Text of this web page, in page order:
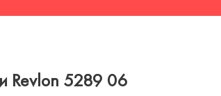
Revlon 5289 06